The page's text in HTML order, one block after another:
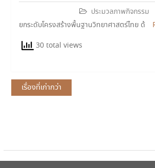
ประมวลภาพกิจกรรม
ยกระดับโครงสร้างพื้นฐานวิทยาศาสตร์ไทย ด้
30 total views
แนะแนว
เรื่อง
เรื่องที่เก่ากว่า